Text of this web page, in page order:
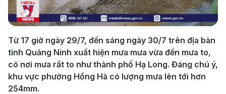
Video
Từ 17 giờ ngày 29/7, đến sáng ngày 30/7 trên địa bàn
tỉnh Quảng Ninh xuất hiện mưa mưa vừa đến mưa to,
có nơi mưa rất to như thành phố Hạ Long. Đáng chú ý,
khu vực phường Hồng Hà có lượng mưa lên tới hơn
254mm.